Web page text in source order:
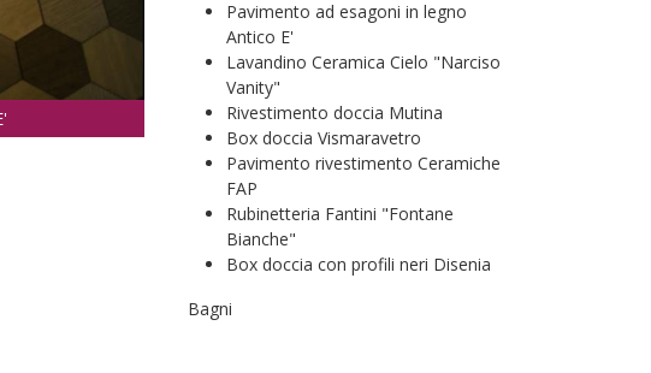
Vasca Ceramica Flaminia - Rubinetteria
Pavimento ad esagoni in legno
Antico E'
Lavandino Ceramica Cielo "Narciso
Vanity"
Rivestimento doccia Mutina
Box doccia Vismaravetro
Pavimento rivestimento Ceramiche
FAP
Rubinetteria Fantini "Fontane
Bianche"
Box doccia con profili neri Disenia
Bagni